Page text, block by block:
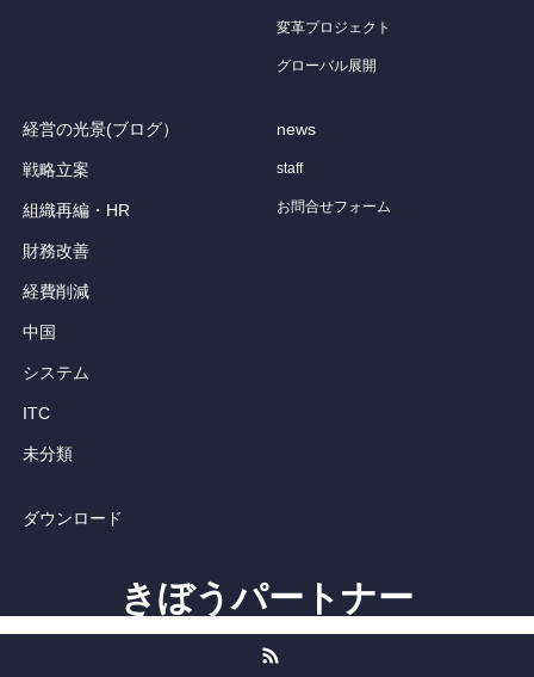
変革プロジェクト
グローバル展開
経営の光景(ブログ）
戦略立案
組織再編・HR
財務改善
経費削減
中国
システム
ITC
未分類
news
staff
お問合せフォーム
ダウンロード
きぼうパートナー